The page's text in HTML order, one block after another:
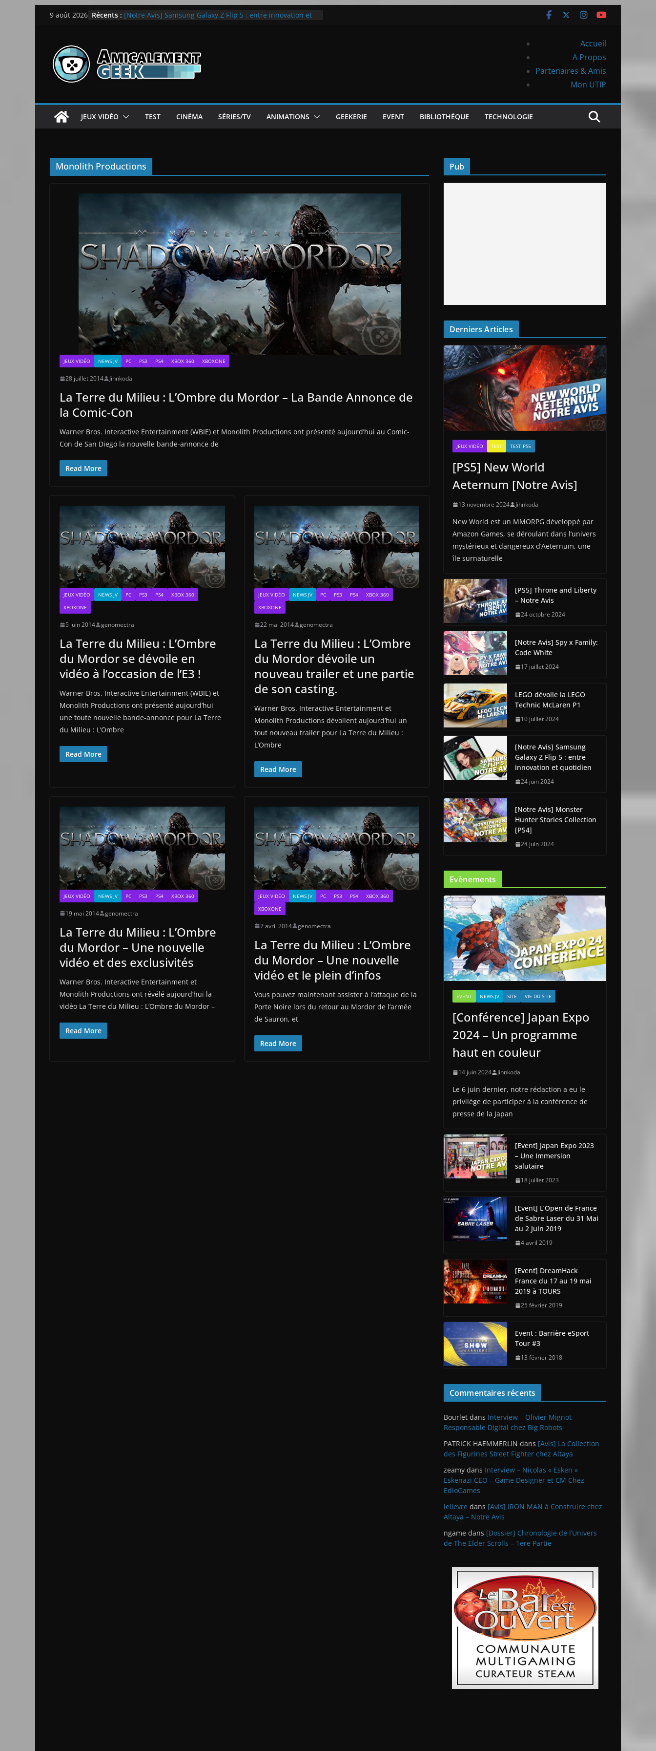
Passer9 août 2026 Récents : [Notre Avis] Samsung Galaxy Z Flip 5 : entre innovation et
[Notre Avis] Spy x Family: Code White
LEGO dévoile la LEGO Technic McLaren P1
Accueil
A Propos
Partenaires & Amis
Mon UTIP
JEUX VIDÉO TEST CINÉMA SÉRIES/TV ANIMATIONS GEEKERIE EVENT BIBLIOTHÉQUE TECHNOLOGIE
Monolith Productions
JEUX VIDÉO NEWS JV PC PS3 PS4 XBOX 360 XBOXONE
28 juillet 2014 Jihnkoda
La Terre du Milieu : L’Ombre du Mordor – La Bande Annonce de
la Comic-Con
Warner Bros. Interactive Entertainment (WBIE) et Monolith Productions ont présenté aujourd’hui au Comic-
Con de San Diego la nouvelle bande-annonce de
Read More
JEUX VIDÉO NEWS JV PC PS3 PS4
XBOX 360
XBOXONE
5 juin 2014 genomectra
La Terre du Milieu : L’Ombre
du Mordor se dévoile en
vidéo à l’occasion de l’E3 !
Warner Bros. Interactive Entertainment (WBIE) et
Monolith Productions ont présenté aujourd’hui
une toute nouvelle bande-annonce pour La Terre
du Milieu : L’Ombre
Read More
JEUX VIDÉO NEWS JV PC PS3 PS4
XBOX 360
XBOXONE
22 mai 2014 genomectra
La Terre du Milieu : L’Ombre
du Mordor dévoile un
nouveau trailer et une partie
de son casting.
Warner Bros. Interactive Entertainment et
Monolith Productions dévoilent aujourd’hui un
tout nouveau trailer pour La Terre du Milieu :
L’Ombre
Read More
JEUX VIDÉO NEWS JV PC PS3 PS4 XBOX 360
19 mai 2014 genomectra
La Terre du Milieu : L’Ombre
du Mordor – Une nouvelle
vidéo et des exclusivités
Warner Bros. Interactive Entertainment et
Monolith Productions ont révélé aujourd’hui la
vidéo La Terre du Milieu : L’Ombre du Mordor –
Read More
JEUX VIDÉO NEWS JV PC PS3 PS4
XBOX 360
XBOXONE
7 avril 2014 genomectra
La Terre du Milieu : L’Ombre
du Mordor – Une nouvelle
vidéo et le plein d’infos
Vous pouvez maintenant assister à l’attaque de la
Porte Noire lors du retour au Mordor de l’armée
de Sauron, et
Read More
Pub
Derniers Articles
JEUX VIDÉO TEST TEST PS5
[PS5] New World
Aeternum [Notre Avis]
13 novembre 2024 Jihnkoda
New World est un MMORPG développé par
Amazon Games, se déroulant dans l’univers
mystérieux et dangereux d’Aeternum, une
île surnaturelle
[PS5] Throne and Liberty
– Notre Avis
24 octobre 2024
[Notre Avis] Spy x Family:
Code White
17 juillet 2024
LEGO dévoile la LEGO
Technic McLaren P1
10 juillet 2024
[Notre Avis] Samsung
Galaxy Z Flip 5 : entre
innovation et quotidien
24 juin 2024
[Notre Avis] Monster
Hunter Stories Collection
[PS4]
24 juin 2024
Evènements
EVENT NEWS JV SITE VIE DU SITE
[Conférence] Japan Expo
2024 – Un programme
haut en couleur
14 juin 2024 Jihnkoda
Le 6 juin dernier, notre rédaction a eu le
privilège de participer à la conférence de
presse de la Japan
[Event] Japan Expo 2023
– Une Immersion
salutaire
18 juillet 2023
[Event] L’Open de France
de Sabre Laser du 31 Mai
au 2 Juin 2019
4 avril 2019
[Event] DreamHack
France du 17 au 19 mai
2019 à TOURS
25 février 2019
Event : Barrière eSport
Tour #3
13 février 2018
Commentaires récents
Bourlet dans Interview – Olivier Mignot
Responsable Digital chez Big Robots
PATRICK HAEMMERLIN dans [Avis] La Collection
des Figurines Street Fighter chez Altaya
zeamy dans Interview – Nicolas « Esken »
Eskenazi CEO – Game Designer et CM Chez
EdioGames
lelievre dans [Avis] IRON MAN à Construire chez
Altaya – Notre Avis
ngame dans [Dossier] Chronologie de l’Univers
de The Elder Scrolls – 1ere Partie